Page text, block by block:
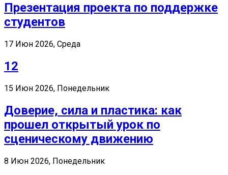
Презентация проекта по поддержке
студентов
17 Июн 2026, Среда
12
15 Июн 2026, Понедельник
Доверие, сила и пластика: как
прошел открытый урок по
сценическому движению
8 Июн 2026, Понедельник